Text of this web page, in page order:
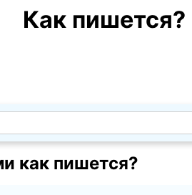
Как пишется?
как пишется?